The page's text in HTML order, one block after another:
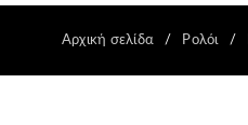
Αρχική σελίδα / Ρολόι /